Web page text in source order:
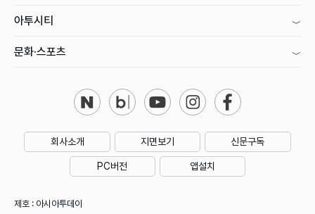
아투시티
문화·스포츠
회사소개 지면보기 신문구독
PC버전 앱설치
제호 : 아시아투데이